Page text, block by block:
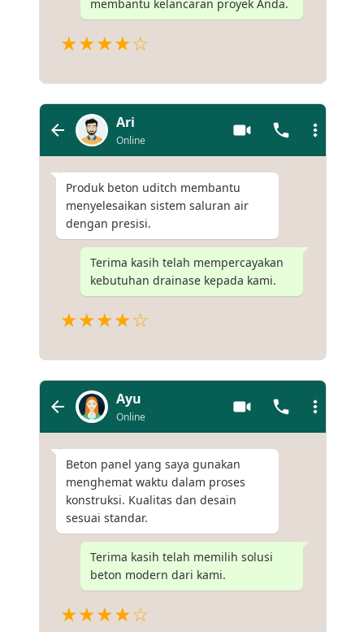
membantu kelancaran proyek Anda.
★★★★☆
Ari
Online
Produk beton uditch membantu
menyelesaikan sistem saluran air
dengan presisi.
Terima kasih telah mempercayakan
kebutuhan drainase kepada kami.
★★★★☆
Ayu
Online
Beton panel yang saya gunakan
menghemat waktu dalam proses
konstruksi. Kualitas dan desain
sesuai standar.
Terima kasih telah memilih solusi
beton modern dari kami.
★★★★☆